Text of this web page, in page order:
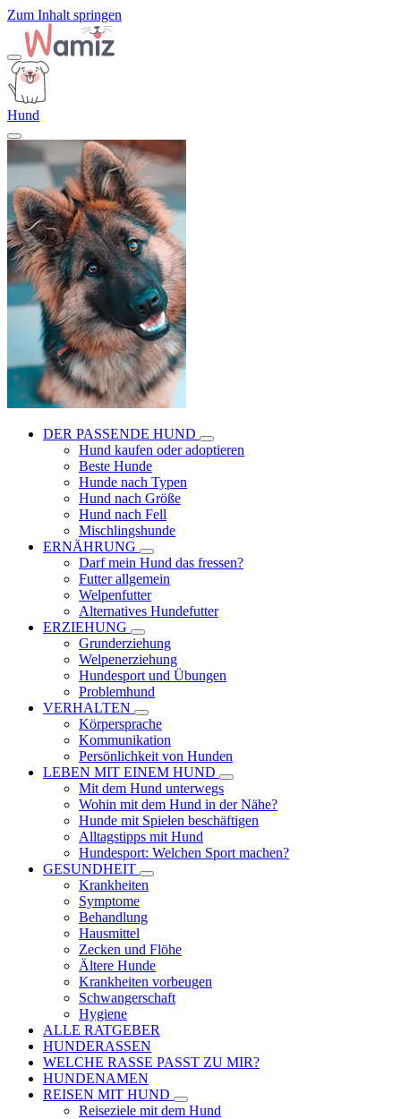
Zum Inhalt springen
Hund
DER PASSENDE HUND
Hund kaufen oder adoptieren
Beste Hunde
Hunde nach Typen
Hund nach Größe
Hund nach Fell
Mischlingshunde
ERNÄHRUNG
Darf mein Hund das fressen?
Futter allgemein
Welpenfutter
Alternatives Hundefutter
ERZIEHUNG
Grunderziehung
Welpenerziehung
Hundesport und Übungen
Problemhund
VERHALTEN
Körpersprache
Kommunikation
Persönlichkeit von Hunden
LEBEN MIT EINEM HUND
Mit dem Hund unterwegs
Wohin mit dem Hund in der Nähe?
Hunde mit Spielen beschäftigen
Alltagstipps mit Hund
Hundesport: Welchen Sport machen?
GESUNDHEIT
Krankheiten
Symptome
Behandlung
Hausmittel
Zecken und Flöhe
Ältere Hunde
Krankheiten vorbeugen
Schwangerschaft
Hygiene
ALLE RATGEBER
HUNDERASSEN
WELCHE RASSE PASST ZU MIR?
HUNDENAMEN
REISEN MIT HUND
Reiseziele mit dem Hund